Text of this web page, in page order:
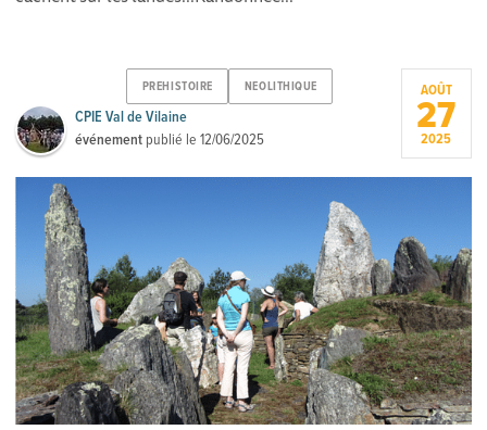
PREHISTOIRE NEOLITHIQUE
CPIE Val de Vilaine
événement publié le12/06/2025
AOÛT
27
2025